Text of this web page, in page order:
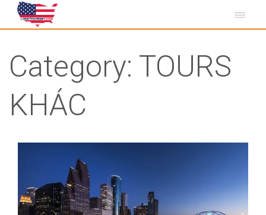
Category: TOURS
KHÁC